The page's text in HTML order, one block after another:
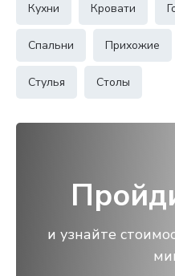
Кухни Кровати
Спальни Прихожие
Стулья Столы
и узнайте